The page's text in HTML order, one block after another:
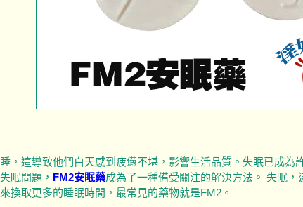
，這導致他們白天感到疲憊不堪，影響生活品質。失眠已成
眠問題， FM2安眠藥成為了一種備受關注的解決方法。 失眠
換取更多的睡眠時間，最常見的藥物就是FM2。